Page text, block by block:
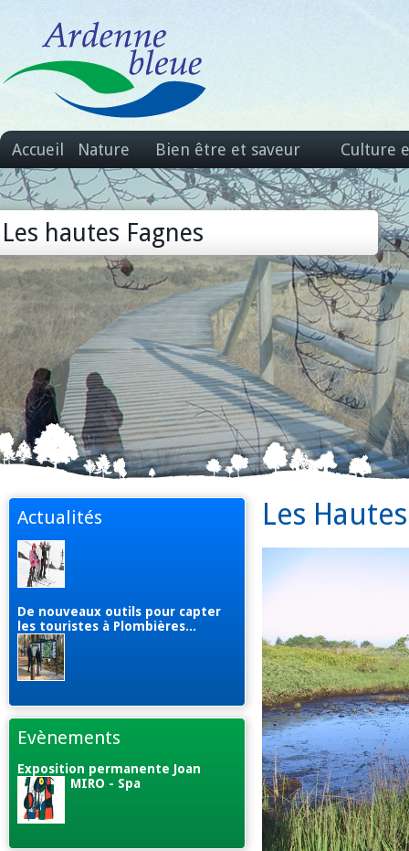
Accueil Nature Bien être et saveur Culture
Les hautes Fagnes
Actualités
De nouveaux outils pour capter
les touristes à Plombières...
Evènements
Exposition permanente Joan
MIRO - Spa
Les